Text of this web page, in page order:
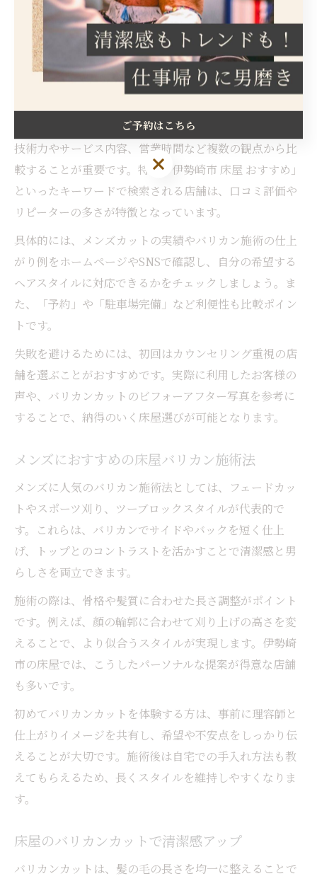
伊勢崎市の多くの床屋では、リーズナブルな料金でバリ
カンカットを提供しているため、「伊勢崎 床屋 安い」な
どの検索でも注目されています。
伊勢崎市で理想を叶えるバリカン床屋探し
伊勢崎市で自分に合ったバリカン床屋を見つけるには、
技術力やサービス内容、営業時間など複数の観点から比
較することが重要です。特に「伊勢崎市 床屋 おすすめ」
といったキーワードで検索される店舗は、口コミ評価や
リピーターの多さが特徴となっています。
具体的には、メンズカットの実績やバリカン施術の仕上
がり例をホームページやSNSで確認し、自分の希望する
ヘアスタイルに対応できるかをチェックしましょう。ま
た、「予約」や「駐車場完備」など利便性も比較ポイン
トです。
失敗を避けるためには、初回はカウンセリング重視の店
舗を選ぶことがおすすめです。実際に利用したお客様の
声や、バリカンカットのビフォーアフター写真を参考に
することで、納得のいく床屋選びが可能となります。
メンズにおすすめの床屋バリカン施術法
メンズに人気のバリカン施術法としては、フェードカッ
トやスポーツ刈り、ツーブロックスタイルが代表的で
す。これらは、バリカンでサイドやバックを短く仕上
げ、トップとのコントラストを活かすことで清潔感と男
らしさを両立できます。
施術の際は、骨格や髪質に合わせた長さ調整がポイント
です。例えば、顔の輪郭に合わせて刈り上げの高さを変
えることで、より似合うスタイルが実現します。伊勢崎
市の床屋では、こうしたパーソナルな提案が得意な店舗
も多いです。
初めてバリカンカットを体験する方は、事前に理容師と
仕上がりイメージを共有し、希望や不安点をしっかり伝
えることが大切です。施術後は自宅での手入れ方法も教
えてもらえるため、長くスタイルを維持しやすくなりま
す。
床屋のバリカンカットで清潔感アップ
バリカンカットは、髪の毛の長さを均一に整えることで
ご予約はこちら
ご予約はこちら